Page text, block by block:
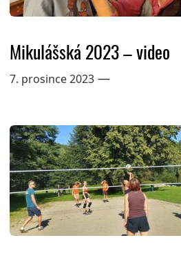
Mikulášská 2023 – video
7. prosince 2023—